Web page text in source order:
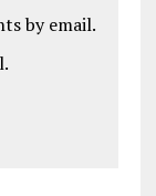
by email.